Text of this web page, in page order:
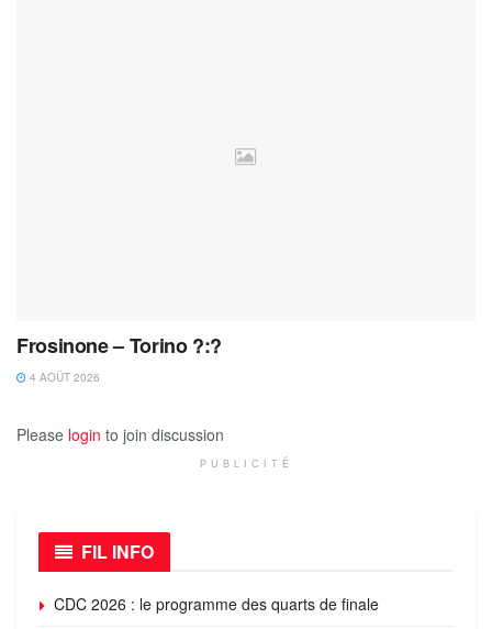
Frosinone – Torino ?:?
4 AOÛT 2026
Please login to join discussion
PUBLICITÉ
FIL INFO
CDC 2026 : le programme des quarts de finale